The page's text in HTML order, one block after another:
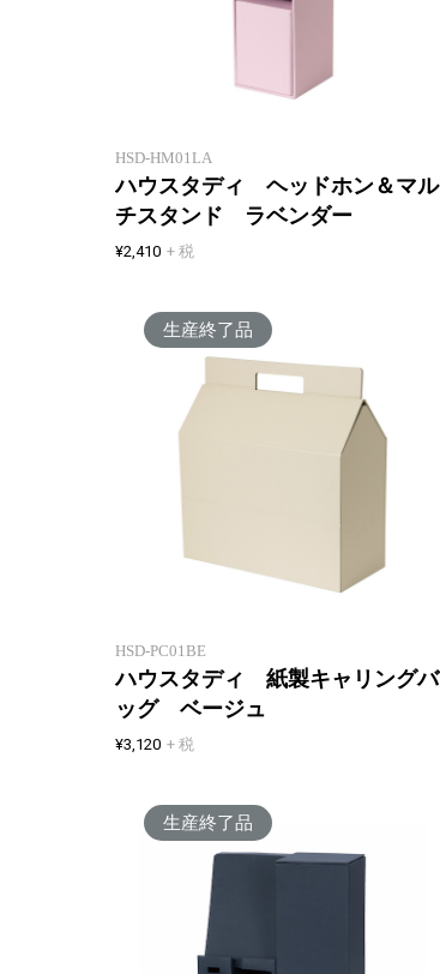
HSD-HM01LA
ハウスタディ ヘッドホン＆マル
チスタンド ラベンダー
¥2,410 + 税
生産終了品
HSD-PC01BE
ハウスタディ 紙製キャリングバ
ッグ ベージュ
¥3,120 + 税
生産終了品